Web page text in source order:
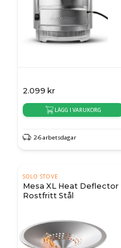
2.099 kr
LÄGG I VARUKORG
2-6 arbetsdagar
SOLO STOVE
Mesa XL Heat Deflector
Rostfritt Stål